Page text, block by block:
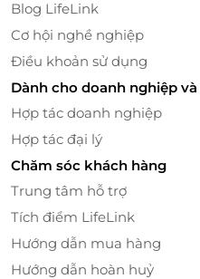
Blog LifeLink
Cơ hội nghề nghiệp
Điều khoản sử dụng
Dành cho doanh nghiệp
Hợp tác doanh nghiệp
Hợp tác đại lý
Chăm sóc khách hàng
Trung tâm hỗ trợ
Tích điểm LifeLink
Hướng dẫn mua hàng
Hướng dẫn hoàn huỷ